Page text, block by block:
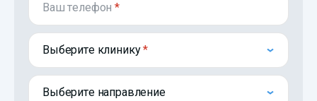
Ваш телефон*
Выберите клинику
Выберите направление